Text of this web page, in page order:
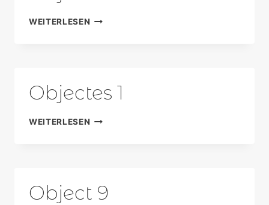
WEITERLESEN OBJECTES
Objectes 1
WEITERLESEN OBJECTES
Object 9